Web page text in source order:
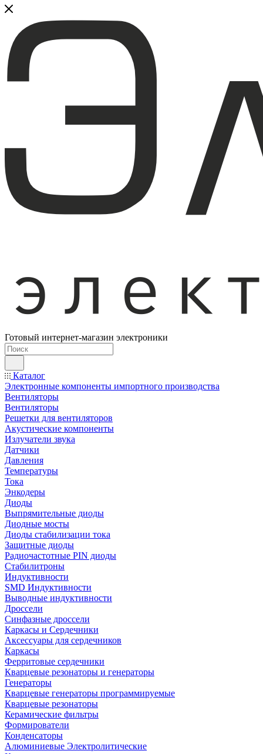
Готовый интернет-магазин электроники
Каталог
Электронные компоненты импортного производства
Вентиляторы
Вентиляторы
Решетки для вентиляторов
Акустические компоненты
Излучатели звука
Датчики
Давления
Температуры
Тока
Энкодеры
Диоды
Выпрямительные диоды
Диодные мосты
Диоды стабилизации тока
Защитные диоды
Радиочастотные PIN диоды
Стабилитроны
Индуктивности
SMD Индуктивности
Выводные индуктивности
Дроссели
Синфазные дроссели
Каркасы и Сердечники
Аксессуары для сердечников
Каркасы
Ферритовые сердечники
Кварцевые резонаторы и генераторы
Генераторы
Кварцевые генераторы программируемые
Кварцевые резонаторы
Керамические фильтры
Формирователи
Конденсаторы
Алюминиевые Электролитические